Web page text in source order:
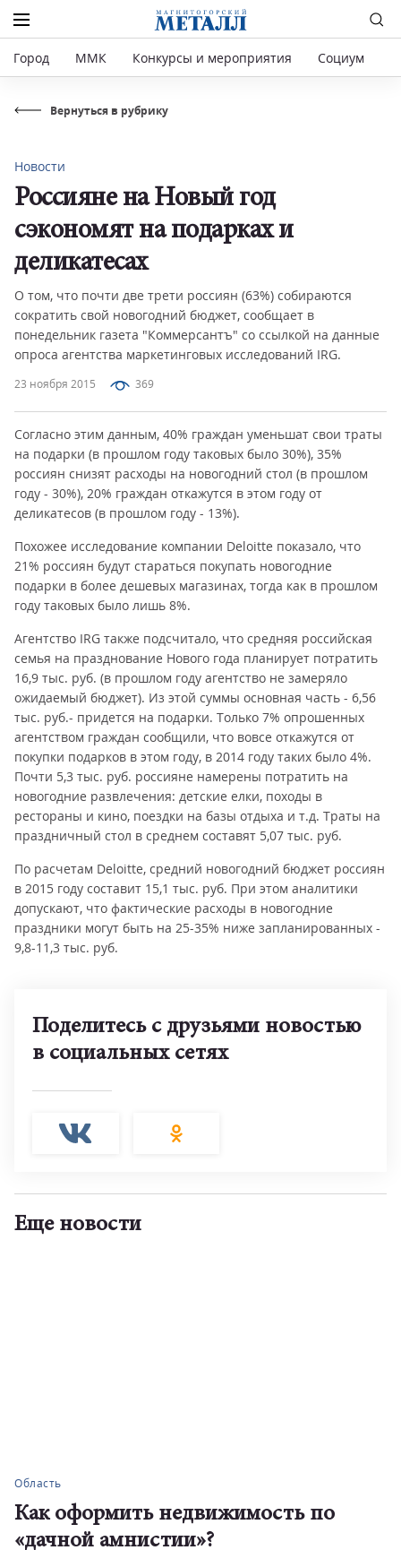
Город ММК Конкурсы и мероприятия Социум
Вернуться в рубрику
23 ноября 2015 369
Новости
Россияне на Новый год
сэкономят на подарках и
деликатесах
О том, что почти две трети россиян (63%) собираются
сократить свой новогодний бюджет, сообщает в
понедельник газета "Коммерсантъ" со ссылкой на данные
опроса агентства маркетинговых исследований IRG.
Согласно этим данным, 40% граждан уменьшат свои траты
на подарки (в прошлом году таковых было 30%), 35%
россиян снизят расходы на новогодний стол (в прошлом
году - 30%), 20% граждан откажутся в этом году от
деликатесов (в прошлом году - 13%).
Похожее исследование компании Deloitte показало, что
21% россиян будут стараться покупать новогодние
подарки в более дешевых магазинах, тогда как в прошлом
году таковых было лишь 8%.
Агентство IRG также подсчитало, что средняя российская
семья на празднование Нового года планирует потратить
16,9 тыс. руб. (в прошлом году агентство не замеряло
ожидаемый бюджет). Из этой суммы основная часть - 6,56
тыс. руб.- придется на подарки. Только 7% опрошенных
агентством граждан сообщили, что вовсе откажутся от
покупки подарков в этом году, в 2014 году таких было 4%.
Почти 5,3 тыс. руб. россияне намерены потратить на
новогодние развлечения: детские елки, походы в
рестораны и кино, поездки на базы отдыха и т.д. Траты на
праздничный стол в среднем составят 5,07 тыс. руб.
По расчетам Deloitte, средний новогодний бюджет россиян
в 2015 году составит 15,1 тыс. руб. При этом аналитики
допускают, что фактические расходы в новогодние
праздники могут быть на 25-35% ниже запланированных -
9,8-11,3 тыс. руб.
Поделитесь с друзьями новостью
в социальных сетях
Еще новости
Область
Как оформить недвижимость по
«дачной амнистии»?